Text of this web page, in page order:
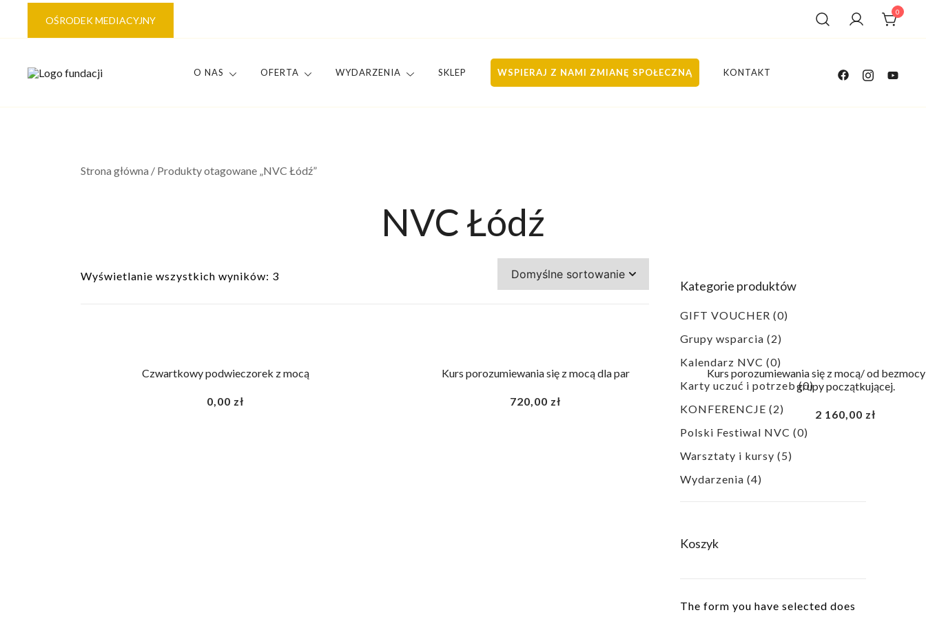
Przejdź
treści
OŚRODEK MEDIACYJNY
0
O NAS OFERTA WYDARZENIA SKLEP WSPIERAJ Z NAMI ZMIANĘ SPOŁECZNĄ KONTAKT
Strona główna / Produkty otagowane „NVC Łódź”
NVC Łódź
Wyświetlanie wszystkich wyników: 3
Czwartkowy podwieczorek z mocą
0,00 zł
Kurs porozumiewania się z mocą dla par
720,00 zł
Kurs porozumiewania się z mocą/ od
grupy początkującej.
2 160,00 zł
Kategorie produktów
GIFT VOUCHER (0)
Grupy wsparcia (2)
Kalendarz NVC (0)
Karty uczuć i potrzeb (0)
KONFERENCJE (2)
Polski Festiwal NVC (0)
Warsztaty i kursy (5)
Wydarzenia (4)
Koszyk
The form you have selected does